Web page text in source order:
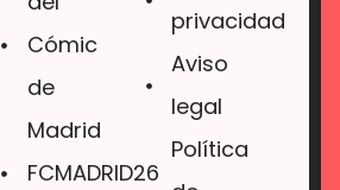
Cómic
de
Madrid
FCMADRID26
privacidad
Aviso
legal
Política